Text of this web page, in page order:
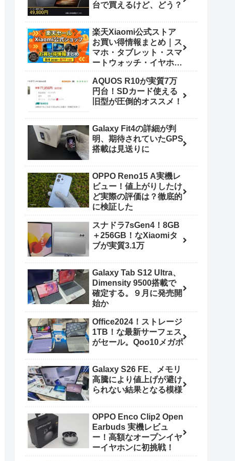
台で買えるけど、どう？
楽天Xiaomi公式ストア
お買い得情報まとめ｜ス
マホ・タブレット・スマ
ートウォッチ・イヤホン
1:59）
AQUOS R10が実質7万
円台！SDカード使える
旧型が圧倒的オススメ！
Galaxy Fit4の詳細が判
明、期待されていたGPS
搭載は見送りに
OPPO Reno15 A実機レ
ビュー！値上がりしたけ
ど実際の評価は？徹底的
に検証した
スナドラ7sGen4！8GB
＋256GB！なXiaomiタ
ブが実質3.1万
Galaxy Tab S12 Ultra、
Dimensity 9500搭載で
確定する。９月に発売開
始か
Office2024！ストレージ
1TB！な最新サーフェス
がセール。Qoo10メガポ
Galaxy S26 FE、メモリ
高騰により値上げが避け
られない結果となる模様
OPPO Enco Clip2 Open
Earbuds 実機レビュ
ー！高額なオープンイヤ
ーイヤホンに初挑戦！